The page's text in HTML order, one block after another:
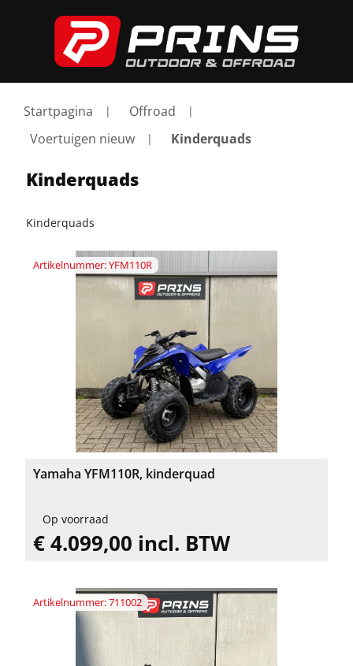
Startpagina
Offroad
Voertuigen nieuw
Kinderquads
Kinderquads
Kinderquads
Artikelnummer: YFM110R
Yamaha YFM110R, kinderquad
Op voorraad
€ 4.099,00 incl. BTW
Artikelnummer: 711002